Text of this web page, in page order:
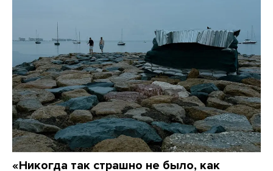
«Никогда так страшно не было, как